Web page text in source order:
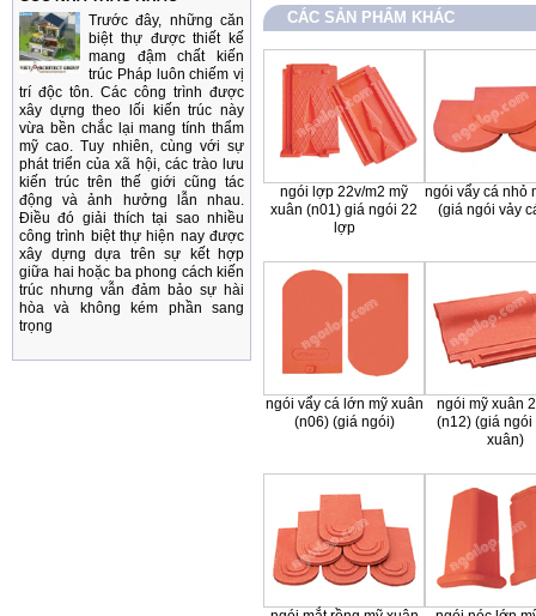
Trước đây, những căn
biệt thự được thiết kế
mang đậm chất kiến
trúc Pháp luôn chiếm vị
trí độc tôn. Các công trình được
xây dựng theo lối kiến trúc này
vừa bền chắc lại mang tính thẩm
mỹ cao. Tuy nhiên, cùng với sự
phát triển của xã hội, các trào lưu
kiến trúc trên thế giới cũng tác
động và ảnh hưởng lẫn nhau.
Điều đó giải thích tại sao nhiều
công trình biệt thự hiện nay được
xây dựng dựa trên sự kết hợp
giữa hai hoặc ba phong cách kiến
trúc nhưng vẫn đảm bảo sự hài
hòa và không kém phần sang
trọng
CÁC SẢN PHẨM KHÁC
ngói lợp 22v/m2 mỹ
xuân (n01) giá ngói 22
lợp
ngói vẩy cá nhỏ
(giá ngói vảy
ngói vẩy cá lớn mỹ xuân
(n06) (giá ngói)
ngói mỹ xuân
(n12) (giá ngói
xuân)